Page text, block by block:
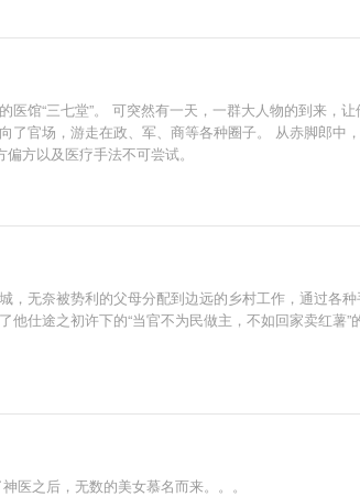
馆“三七堂”。 可突然有一天，一群大人物的到来，
官场，游走在政、军、商等各种圈子。 从赤脚郎中
方以及医疗手法不可尝试。
无奈被势利的父母分配到边远的乡村工作，通过各
仕途之初许下的“当官不为民做主，不如回家卖红薯”
医之后，无数的美女慕名而来。。。